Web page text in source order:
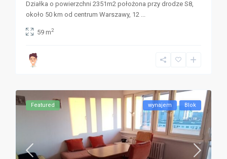
Działka o powierzchni 2351m2 położona przy drodze S8,
około 50 km od centrum Warszawy, 12 ...
59 m2
Featured wynajem Blok